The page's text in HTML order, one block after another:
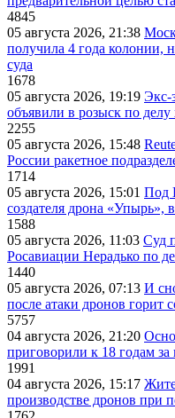
4845
05 августа 2026, 21:38
получила 4 года колонии,
суда
1678
05 августа 2026, 19:19 Экс-
объявили в розыск по
2255
05 августа 2026, 15:48
России ракетное
1714
05 августа 2026, 15:01 Под
создателя дрона «Упырь»,
1588
05 августа 2026, 11:03 Суд
Росавиации Нерадько по
1440
05 августа 2026, 07:13 И
после атаки дронов горит
5757
04 августа 2026, 21:20
приговорили к 18 годам
1991
04 августа 2026, 15:17
производстве дронов при